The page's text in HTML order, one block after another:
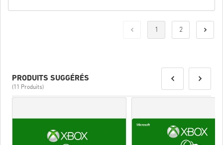
1 2
PRODUITS SUGGÉRÉS
(11 Produits)